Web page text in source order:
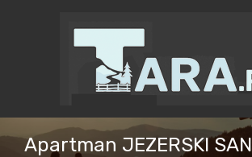
Apartman JEZERSKI SAN